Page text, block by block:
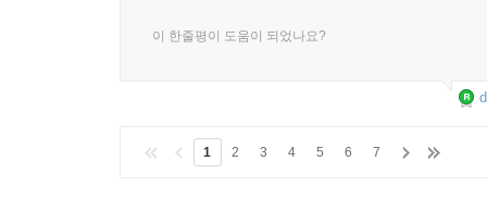
이 한줄평이 도움이 되었나요?
1 2 3 4 5 6 7